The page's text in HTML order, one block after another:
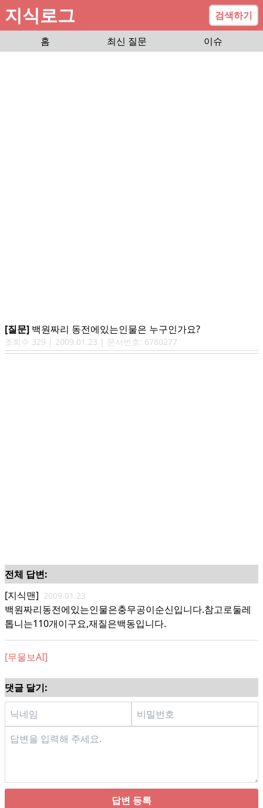
지식로그
검색하기
홈
최신 질문 이슈
[질문] 백원짜리 동전에있는인물은 누구인가요?
조회수 329 | 2009.01.23 | 문서번호: 6780277
전체 답변:
[지식맨] 2009.01.23
백원짜리동전에있는인물은충무공이순신입니다.참고로둘레
톱니는110개이구요,재질은백동입니다.
[무물보AI]
댓글 달기:
답변 등록